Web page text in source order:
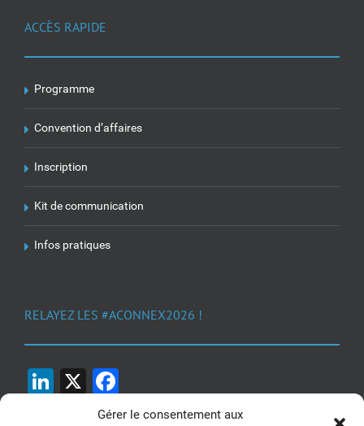
Gérer le consentement aux
ACCÈS RAPIDE
Programme
Convention d’affaires
Inscription
Kit de communication
Infos pratiques
RELAYEZ LES #ACONNEX2026 !
LinkedIn
X